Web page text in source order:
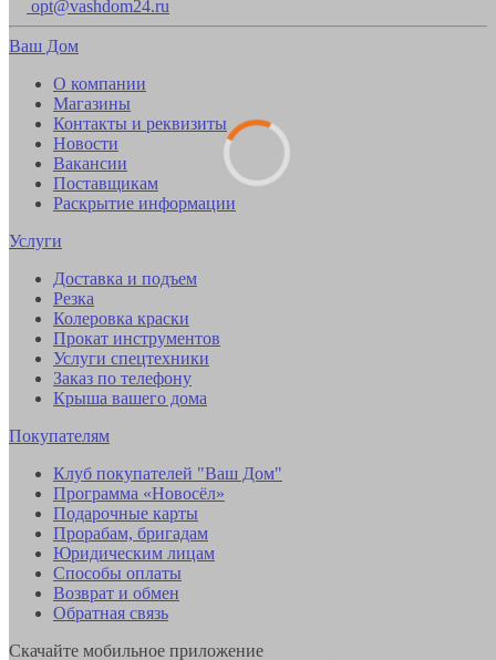
opt@vashdom24.ru
Ваш Дом
О компании
Магазины
Контакты и реквизиты
Новости
Вакансии
Поставщикам
Раскрытие информации
Услуги
Доставка и подъем
Резка
Колеровка краски
Прокат инструментов
Услуги спецтехники
Заказ по телефону
Крыша вашего дома
Покупателям
Клуб покупателей "Ваш Дом"
Программа «Новосёл»
Подарочные карты
Прорабам, бригадам
Юридическим лицам
Способы оплаты
Возврат и обмен
Обратная связь
Скачайте мобильное приложение